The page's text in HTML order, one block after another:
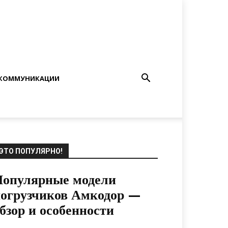
ПОПУЛЯРНО!
модели
Амкодор —
и особенности
07.07.2022